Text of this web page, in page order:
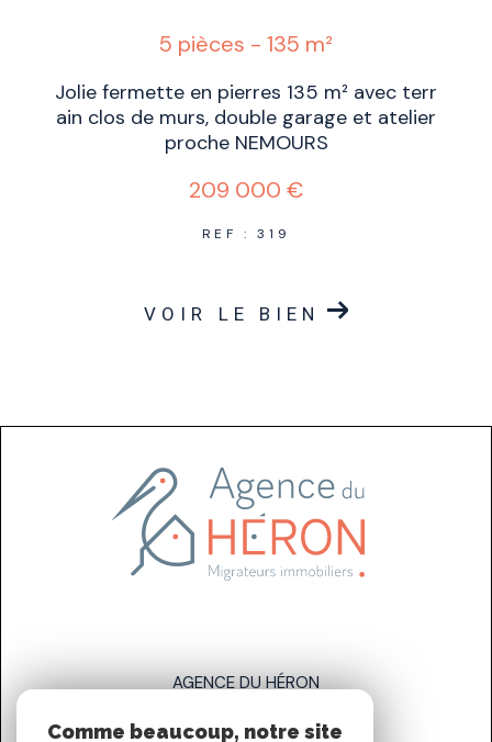
5 pièces - 135 m²
Jolie fermette en pierres 135 m² avec terr
ain clos de murs, double garage et atelier
proche NEMOURS
209 000 €
REF : 319
VOIR LE BIEN
AGENCE DU HÉRON
07 83 89 58 93
Comme beaucoup, notre site